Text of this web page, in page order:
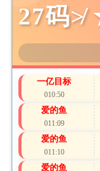
27码
一亿目标
010:50
爱的鱼
011:09
爱的鱼
011:10
爱的鱼